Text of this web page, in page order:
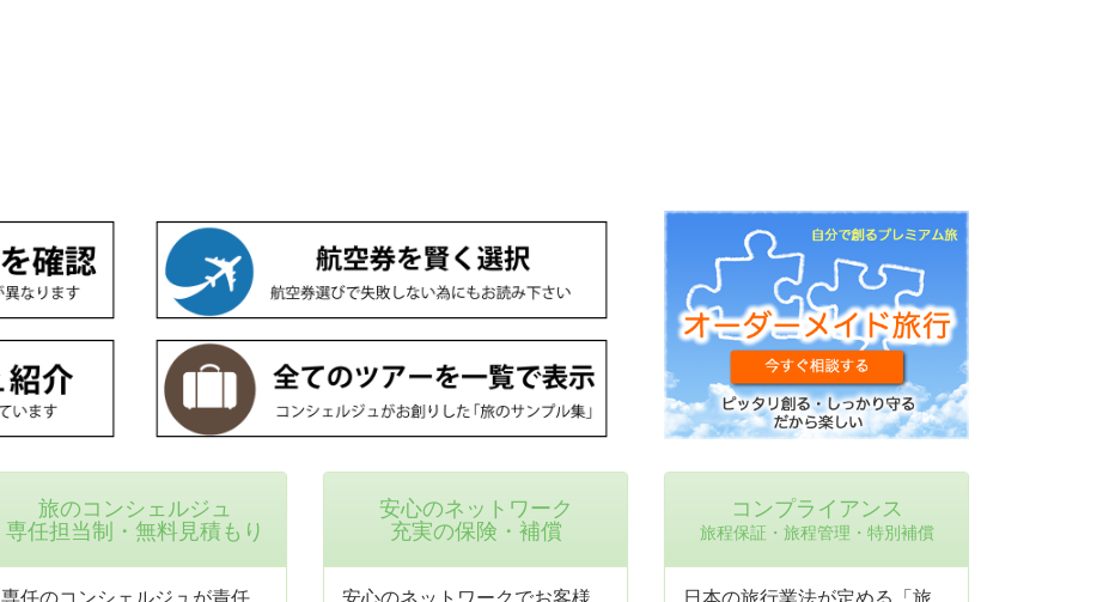
旅のコンシェルジュ
専任担当制・無料見積もり
専任のコンシェルジュが責任
安心のネットワーク
充実の保険・補償
安心のネットワークでお客様
コンプライアンス
旅程保証・旅程管理・特別補償
日本の旅行業法が定める「旅